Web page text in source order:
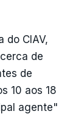
do CIAV,
de
de
10 aos 18
agente"